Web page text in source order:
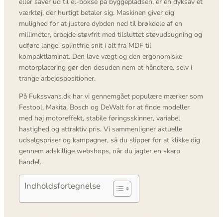
værktøj, der hurtigt betaler sig. Maskinen giver dig
mulighed for at justere dybden ned til brøkdele af en
millimeter, arbejde støvfrit med tilsluttet støvudsugning og
udføre lange, splintfrie snit i alt fra MDF til
kompaktlaminat. Den lave vægt og den ergonomiske
motorplacering gør den desuden nem at håndtere, selv i
trange arbejdspositioner.
På Fukssvans.dk har vi gennemgået populære mærker som
Festool, Makita, Bosch og DeWalt for at finde modeller
med høj motoreffekt, stabile føringsskinner, variabel
hastighed og attraktiv pris. Vi sammenligner aktuelle
udsalgspriser og kampagner, så du slipper for at klikke dig
gennem adskillige webshops, når du jagter en skarp
handel.
Indholdsfortegnelse